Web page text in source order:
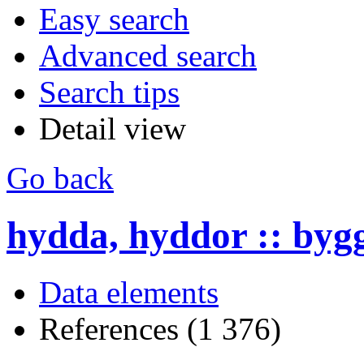
Easy search
Advanced search
Search tips
Detail view
Go back
hydda, hyddor ::
Data elements
References (1 376)